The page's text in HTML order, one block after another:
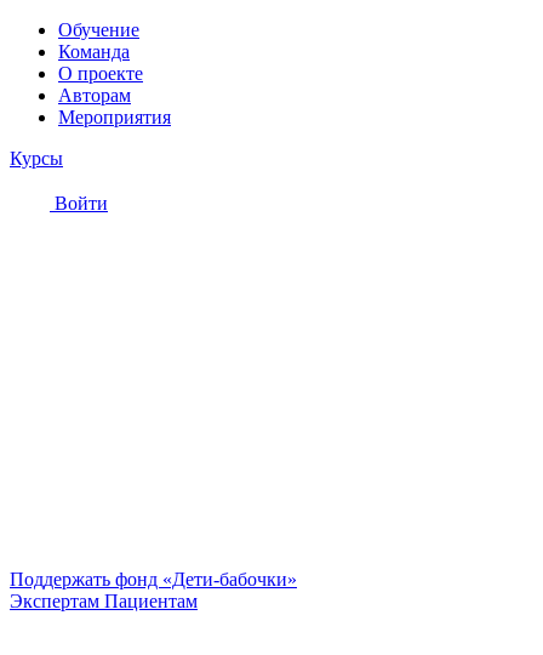
Обучение
Команда
О проекте
Авторам
Мероприятия
Курсы
Войти
Поддержать фонд «Дети-бабочки»
Экспертам Пациентам